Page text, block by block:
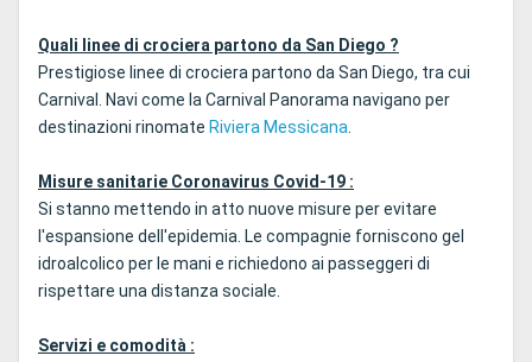
Quali linee di crociera partono da San Diego ?
Prestigiose linee di crociera partono da San Diego, tra cui
Carnival. Navi come la Carnival Panorama navigano per
destinazioni rinomate Riviera Messicana.
Misure sanitarie Coronavirus Covid-19 :
Si stanno mettendo in atto nuove misure per evitare
l'espansione dell'epidemia. Le compagnie forniscono gel
idroalcolico per le mani e richiedono ai passeggeri di
rispettare una distanza sociale.
Servizi e comodità :